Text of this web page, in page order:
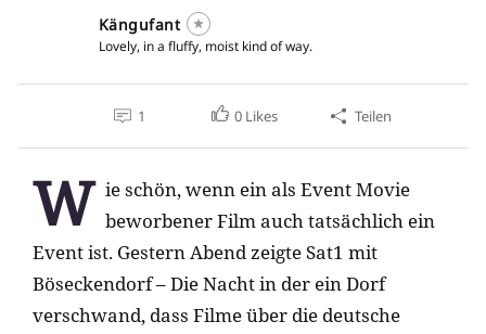
Kängufant
Lovely, in a fluffy, moist kind of way.
1 0 Likes Teilen
W ie schön, wenn ein als Event Movie
beworbener Film auch tatsächlich ein
Event ist. Gestern Abend zeigte Sat1 mit
Böseckendorf – Die Nacht in der ein Dorf
verschwand, dass Filme über die deutsche